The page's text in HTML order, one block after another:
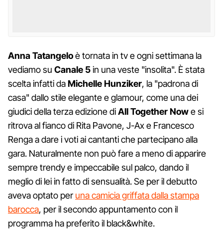
Anna Tatangeloè tornata in tv e ogni settimana la
vediamo su Canale 5in una veste "insolita". È stata
scelta infatti daMichelle Hunziker, la "padrona di
casa" dallo stile elegante e glamour, come una dei
giudici della terza edizione diAll Together Nowe si
ritrova al fianco di Rita Pavone, J-Ax e Francesco
Renga a dare i voti ai cantanti che partecipano alla
gara. Naturalmente non può fare a meno di apparire
sempre trendy e impeccabile sul palco, dando il
meglio di lei in fatto di sensualità. Se per il debutto
aveva optato per una camicia griffata dalla stampa
barocca, per il secondo appuntamento con il
programma ha preferito il black&white.